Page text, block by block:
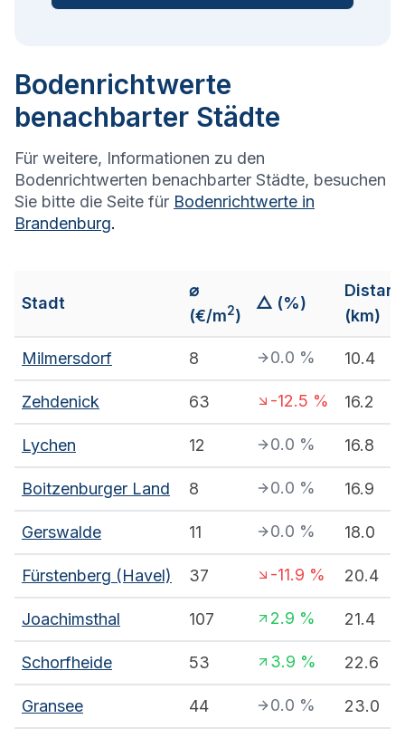
Bodenrichtwerte
benachbarter Städte
Für weitere, Informationen zu den
Bodenrichtwerten benachbarter Städte, besuchen
Sie bitte die Seite für Bodenrichtwerte in
Brandenburg.
Stadt
⌀
(€/m2)
△ (%)
Distanz
(km)
Milmersdorf 8 0.0 % 10.4
Zehdenick 63 -12.5 % 16.2
Lychen 12 0.0 % 16.8
Boitzenburger Land 8 0.0 % 16.9
Gerswalde 11 0.0 % 18.0
Fürstenberg (Havel) 37 -11.9 % 20.4
Joachimsthal 107 2.9 % 21.4
Schorfheide 53 3.9 % 22.6
Gransee 44 0.0 % 23.0